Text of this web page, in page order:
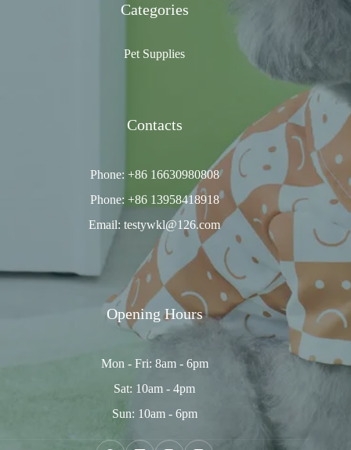
Categories
Pet Supplies
Contacts
Phone: +86 16630980808
Phone: +86 13958418918
Email: testywkl@126.com
Opening Hours
Mon - Fri: 8am - 6pm
Sat: 10am - 4pm
Sun: 10am - 6pm